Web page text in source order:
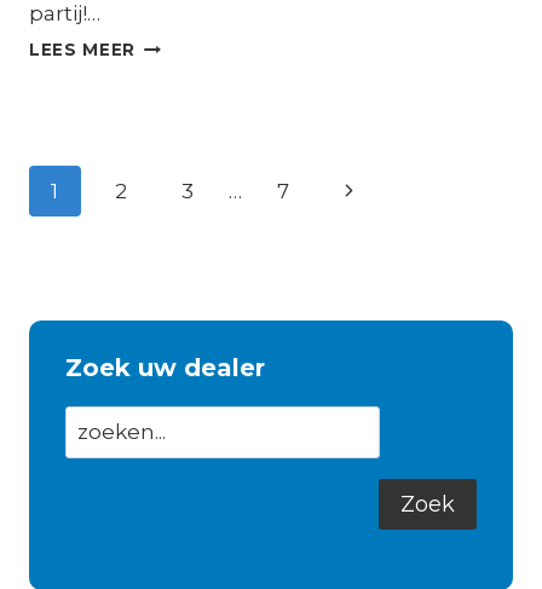
partij!…
LEES MEER EUROPORT
Paginanavigatie
1 2 3 … 7
Volgende
Zoek uw dealer